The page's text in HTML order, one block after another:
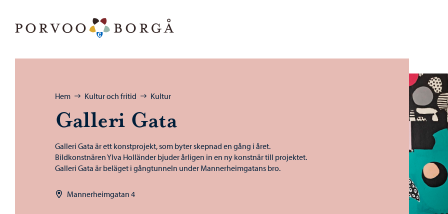
Bläddra:
Hem Kultur och fritid Kultur
Galleri Gata
Galleri Gata är ett konstprojekt, som byter skepnad en gång i året.
Bildkonstnären Ylva Holländer bjuder årligen in en ny konstnär till projektet.
Galleri Gata är beläget i gångtunneln under Mannerheimgatans bro.
Mannerheimgatan 4